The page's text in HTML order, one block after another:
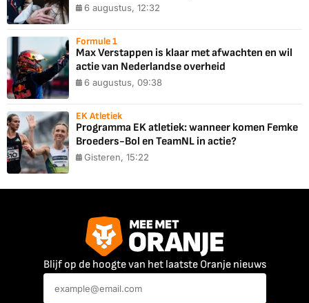
6 augustus, 12:32
Formule 1
Max Verstappen is klaar met afwachten en wil
actie van Nederlandse overheid
6 augustus, 09:38
EK Atletiek
Programma EK atletiek: wanneer komen Femke
Broeders-Bol en TeamNL in actie?
Gisteren, 15:22
Blijf op de hoogte van het laatste Oranje nieuws